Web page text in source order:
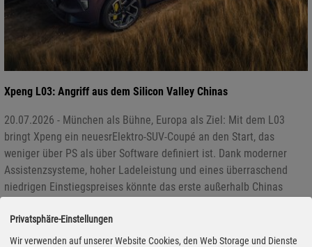
Xpeng L03: Angriff aus dem Silicon Valley Chinas
20.07.2026 - München als Bühne, Europa als Ziel: Mit dem L03
bringt Xpeng ein neuesrElektro-SUV-Coupé an den Start, das
weniger über PS als über Software definiert ist. Dank moderner
Assistenzsysteme, hoher Ladeleistung und eines überraschend
niedrigen Einstiegspreises könnte das erste außerhalb Chinas
verschieben.
Privatsphäre-Einstellungen
Wir verwenden auf unserer Website Cookies, den Web Storage und Dienste